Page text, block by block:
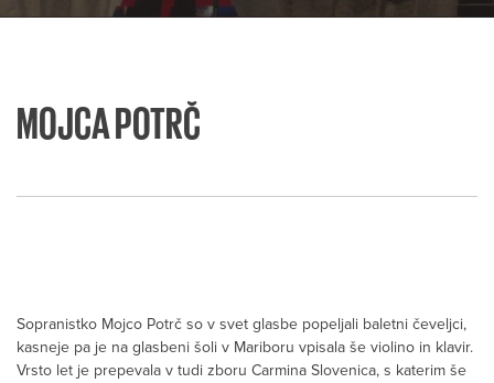
MOJCA POTRČ
Sopranistko Mojco Potrč so v svet glasbe popeljali baletni čeveljci,
kasneje pa je na glasbeni šoli v Mariboru vpisala še violino in klavir.
Vrsto let je prepevala v tudi zboru Carmina Slovenica, s katerim še